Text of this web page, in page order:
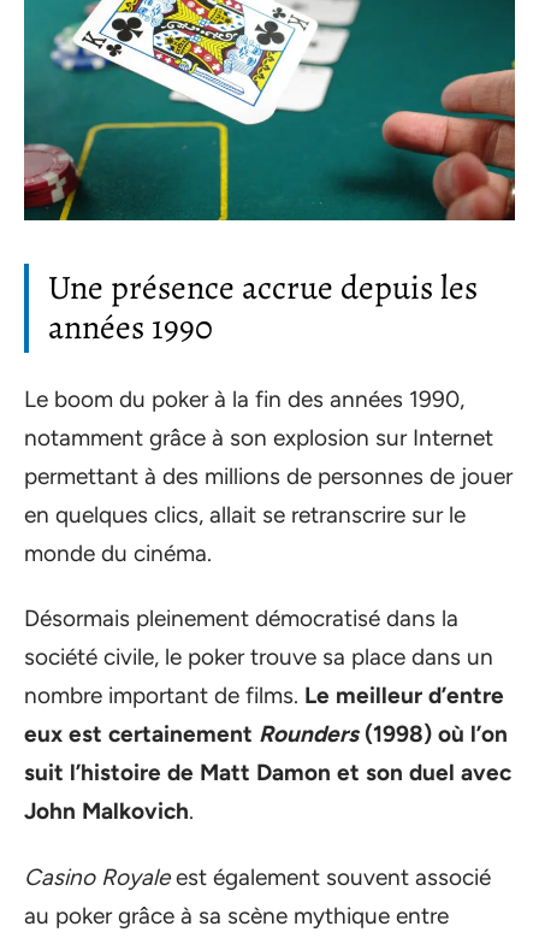
Une présence accrue depuis les
années 1990
Le boom du poker à la fin des années 1990,
notamment grâce à son explosion sur Internet
permettant à des millions de personnes de jouer
en quelques clics, allait se retranscrire sur le
monde du cinéma.
Désormais pleinement démocratisé dans la
société civile, le poker trouve sa place dans un
nombre important de films. Le meilleur d’entre
eux est certainement Rounders(1998) où l’on
suit l’histoire de Matt Damon et son duel avec
John Malkovich.
Casino Royaleest également souvent associé
au poker grâce à sa scène mythique entre